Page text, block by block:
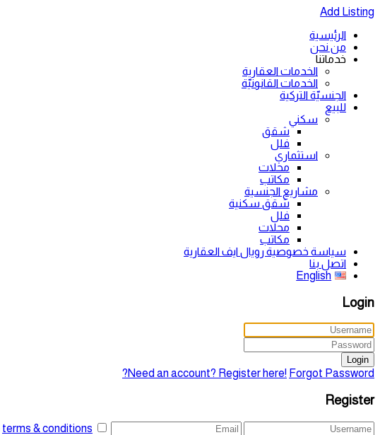
Add Listing
الرئيسية
من نحن
خدماتنا
الخدمات العقارية
الخدمات القانونيّة
الجنسيّة التركية
للبيع
سكني
شقق
فلل
استثماري
محلات
مكاتب
مشاريع الجنسية
شقق سكنية
فلل
محلات
مكاتب
سياسة خصوصية رويال ايف العقارية
اتصل بنا
English
Login
Login
Need an account? Register here! Forgot Password?
Register
terms & conditions